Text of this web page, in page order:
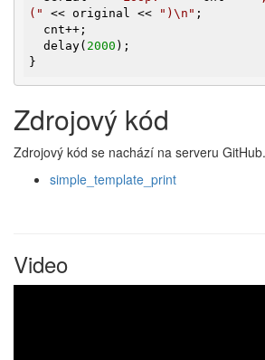
("
<< original << ")\n" ;
  delay(
2000 );
}
Zdrojový kód
Zdrojový kód se nachází na serveru GitHub.
simple_template_print
Video